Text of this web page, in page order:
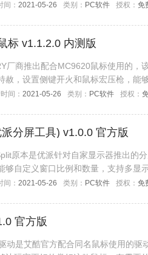
间： 2021-05-26 类别： PC软件 授权： 免
标 v1.1.2.0 内测版
厂商推出配合MC9620鼠标使用的，
赦，设置侧键开火和鼠标宏压枪，能
！
间： 2021-05-26 类别： PC软件 授权：
分屏工具) v1.0.0 官方版
原本是优派针对自家显示器推出的
够自定义窗口比例和数量，支持多显
用！
间： 2021-05-26 类别： PC软件 授权： 免
官方版
动是艾酷官方配合同名鼠标使用的